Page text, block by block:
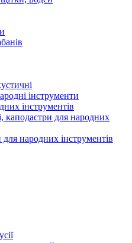
інструменти
інструментів
каподастри для народних
для народних інструментів